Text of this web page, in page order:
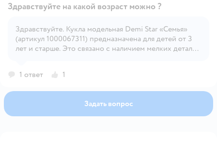
Открыть вопрос
Здравствуйте на какой возраст можно ?
Здравствуйте. Кукла модельная Demi Star «Семья»
(артикул 1000067311) предназначена для детей от 3
лет и старше. Это связано с наличием мелких деталей
1 ответ 1
Задать вопрос